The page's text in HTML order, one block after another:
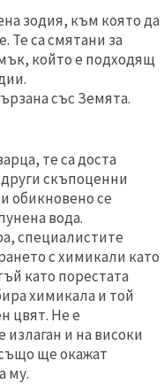
зодия, към която да
Те са смятани за
който е подходящ
със Земята.
те са доста
скъпоценни
обикновено се
вода.
специалистите
с химикали като
като порестата
химикала и той
цвят. Не е
и на високи
ще окажат
му.